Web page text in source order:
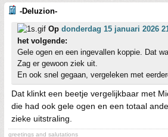
-Deluzion-
Op donderdag 15 januari 2026
het volgende:
Gele ogen en een ingevallen koppie. Dat
Zag er gewoon ziek uit.
En ook snel gegaan, vergeleken met
Dat klinkt een beetje vergelijkbaar met
die had ook gele ogen en een totaal
zieke uitstraling.
greetings and salutations